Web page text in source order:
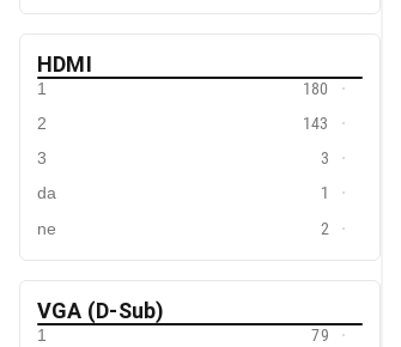
HDMI
1
180
2
143
3
3
da
1
ne
2
VGA (D-Sub)
1
79